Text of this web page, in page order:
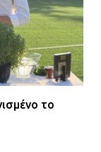
το